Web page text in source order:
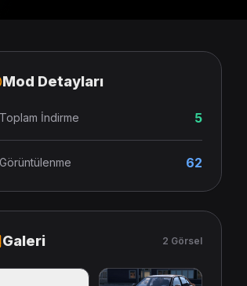
Mod Detayları
İndirme 5
62
Galeri 2 Görsel